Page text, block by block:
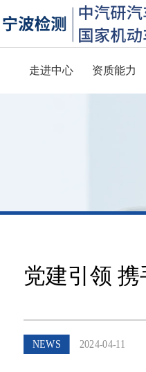
走进中心 资质能力
党建引领
NEWS 2024-04-11